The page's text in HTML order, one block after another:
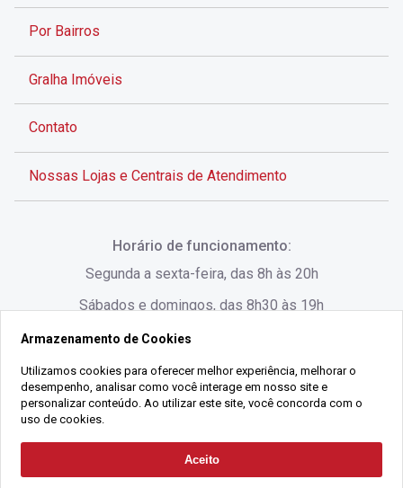
Solicitar Contato
Por Bairros
Gralha Imóveis
Contato
Nossas Lojas e Centrais de Atendimento
Rua Lauro Linhares, 1080 - Trindade, Florianópolis -
SC
(48) 3220-1045
Alameda César Nascimento, 549, Salas 1, 2 e 3 -
Horário de funcionamento:
Segunda a sexta-feira, das 8h às 20h
Sábados e domingos, das 8h30 às 19h
2021 Copyright - Gralha Imóveis CRECI 008060/O - Todos os direitos
Armazenamento de Cookies
Utilizamos cookies para oferecer melhor experiência, melhorar o
desempenho, analisar como você interage em nosso site e
personalizar conteúdo. Ao utilizar este site, você concorda com o
uso de cookies.
Aceito